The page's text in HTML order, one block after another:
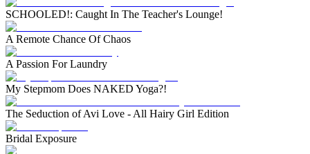
SCHOOLED!: Caught In The Teacher's Lounge!
A Remote Chance Of Chaos
A Passion For Laundry
My Stepmom Does NAKED Yoga?!
The Seduction of Avi Love - All Hairy Girl Edition
Bridal Exposure